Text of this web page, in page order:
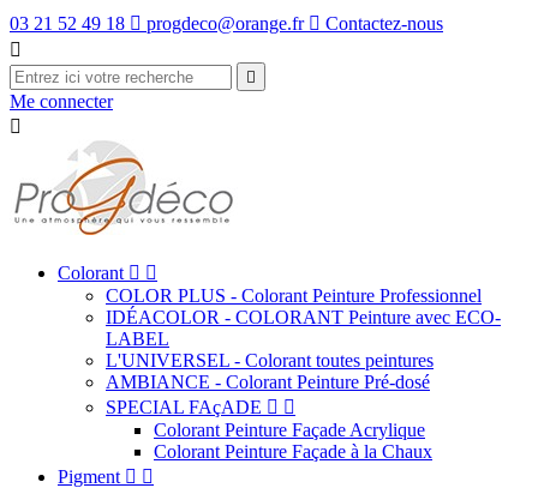
03 21 52 49 18  progdeco@orange.fr  Contactez-nous


Me connecter

Colorant  
COLOR PLUS - Colorant Peinture Professionnel
IDÉACOLOR - COLORANT Peinture avec ECO-
LABEL
L'UNIVERSEL - Colorant toutes peintures
AMBIANCE - Colorant Peinture Pré-dosé
SPECIAL FAçADE  
Colorant Peinture Façade Acrylique
Colorant Peinture Façade à la Chaux
Pigment  